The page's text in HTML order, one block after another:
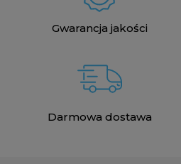
Gwarancja jakości
Darmowa dostawa